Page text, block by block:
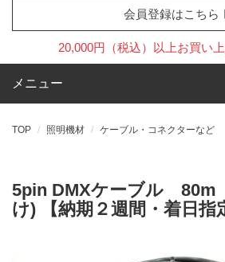
会員登録はこちら
20,000円（税込）以上お買い
メニュー
TOP 照明機材 ケーブル・コネクターなど
5pin DMXケーブル 80m
け) 【納期２週間・着日指